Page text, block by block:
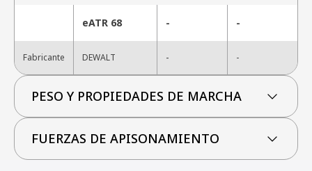
eATR 68 - -
Fabricante DEWALT - -
PESO Y PROPIEDADES DE MARCHA
FUERZAS DE APISONAMIENTO